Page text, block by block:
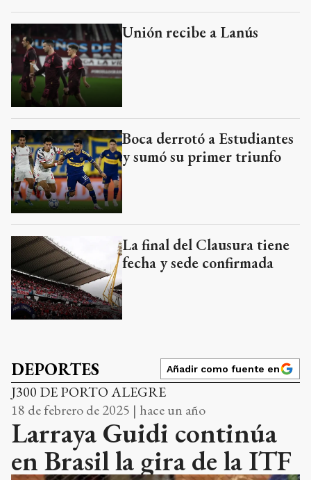
Unión recibe a Lanús
Boca derrotó a Estudiantes
y sumó su primer triunfo
La final del Clausura tiene
fecha y sede confirmada
DEPORTES Añadir como fuente en
J300 DE PORTO ALEGRE
18 de febrero de 2025 | hace un año
Larraya Guidi continúa
en Brasil la gira de la ITF